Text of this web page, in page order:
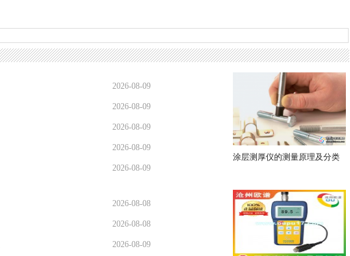
2026-08-09
2026-08-09
2026-08-09
2026-08-09
2026-08-09
2026-08-08
2026-08-08
2026-08-09
涂层测厚仪的测量原理及分类